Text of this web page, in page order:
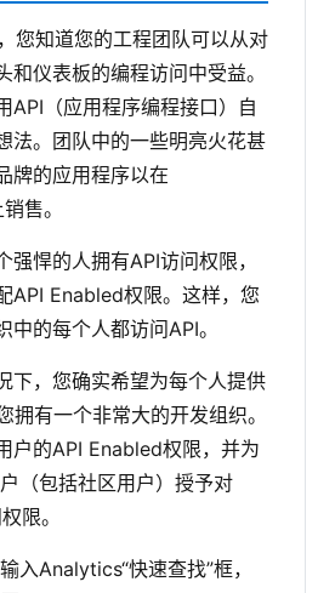
您知道您的工程团队可以从对
和仪表板的编程访问中受益。
API​​（应用程序编程接口）自
法。团队中的一些明亮火花甚
牌的应用程序以在
售。
强悍的人拥有API访问权限，
API Enabled权限。这样，您
中的每个人都访问API。
下，您确实希望为每个人提供
拥有一个非常大的开发组织。
户的API Enabled权限，并为
（包括社区用户）授予对
限。
入Analytics“快速查找”框，